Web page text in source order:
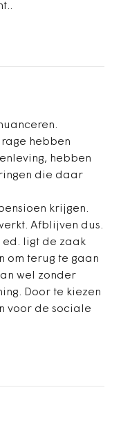
hebben
hebben
die daar
krijgen.
Afblijven dus.
ed. ligt de zaak
om terug te gaan
wel zonder
Door te kiezen
voor de sociale